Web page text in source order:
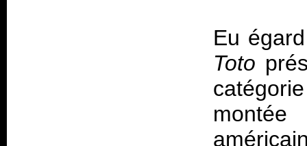
Eu
Toto
montée